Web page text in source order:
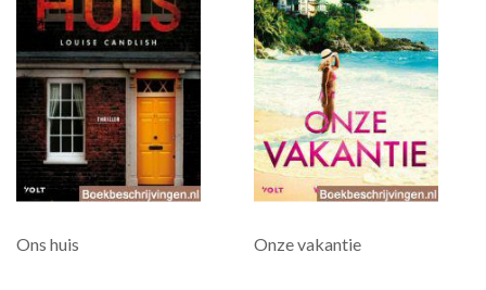
Ons huis Onze vakantie